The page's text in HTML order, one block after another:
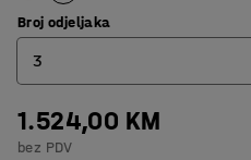
Broj odjeljaka
3
2
1.524,00 KM
bez PDV